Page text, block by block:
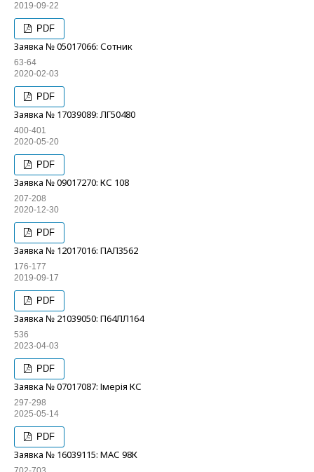
2019-09-22
PDF
Заявка № 05017066: Сотник
63-64
2020-02-03
PDF
Заявка № 17039089: ЛГ50480
400-401
2020-05-20
PDF
Заявка № 09017270: КС 108
207-208
2020-12-30
PDF
Заявка № 12017016: ПАЛ3562
176-177
2019-09-17
PDF
Заявка № 21039050: П64ЛЛ164
536
2023-04-03
PDF
Заявка № 07017087: Імерія КС
297-298
2025-05-14
PDF
Заявка № 16039115: МАС 98К